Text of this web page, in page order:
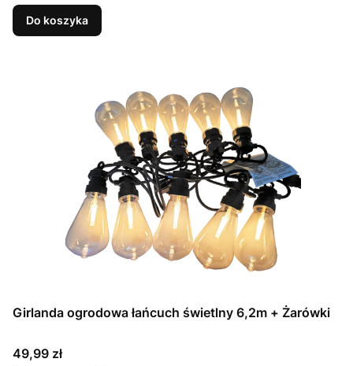
Do koszyka
Girlanda ogrodowa łańcuch świetlny 6,2m + Żarówki
Cena
49,99 zł